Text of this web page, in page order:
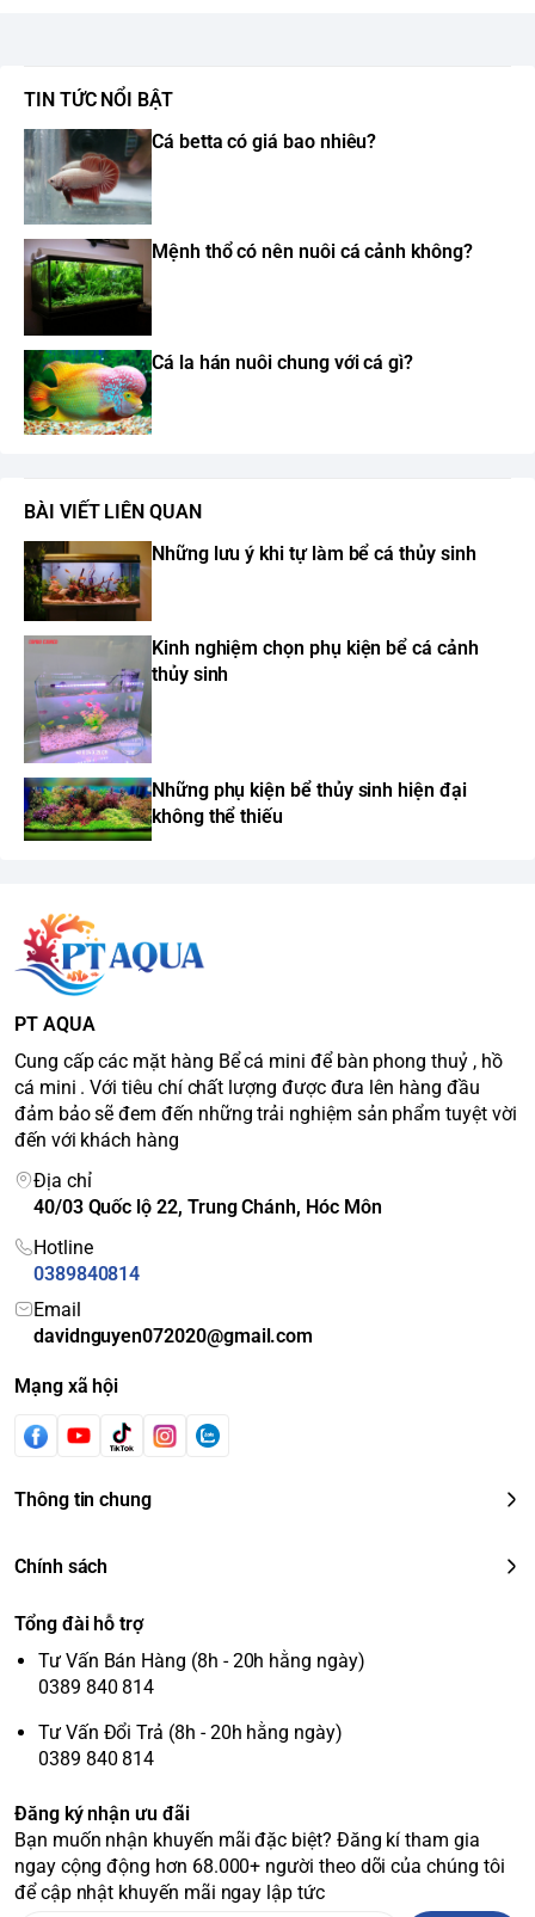
TIN TỨC NỔI BẬT
Cá betta có giá bao nhiêu?
Mệnh thổ có nên nuôi cá cảnh không?
Cá la hán nuôi chung với cá gì?
BÀI VIẾT LIÊN QUAN
Những lưu ý khi tự làm bể cá thủy sinh
Kinh nghiệm chọn phụ kiện bể cá cảnh
thủy sinh
Những phụ kiện bể thủy sinh hiện đại
không thể thiếu
PT AQUA
Cung cấp các mặt hàng Bể cá mini để bàn phong thuỷ , hồ
cá mini . Với tiêu chí chất lượng được đưa lên hàng đầu
đảm bảo sẽ đem đến những trải nghiệm sản phẩm tuyệt vời
đến với khách hàng
Địa chỉ
40/03 Quốc lộ 22, Trung Chánh, Hóc Môn
Hotline
0389840814
Email
davidnguyen072020@gmail.com
Mạng xã hội
Thông tin chung
Chính sách
Tổng đài hỗ trợ
Tư Vấn Bán Hàng (8h - 20h hằng ngày)
0389 840 814
Tư Vấn Đổi Trả (8h - 20h hằng ngày)
0389 840 814
Đăng ký nhận ưu đãi
Bạn muốn nhận khuyến mãi đặc biệt? Đăng kí tham gia
ngay cộng động hơn 68.000+ người theo dõi của chúng tôi
để cập nhật khuyến mãi ngay lập tức